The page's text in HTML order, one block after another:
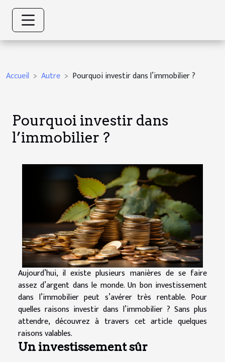
Accueil Autre Pourquoi investir dans l’immobilier ?
Pourquoi investir dans
l’immobilier ?
Aujourd’hui, il existe plusieurs manières de se faire
assez d’argent dans le monde. Un bon investissement
dans l’immobilier peut s’avérer très rentable. Pour
quelles raisons investir dans l’immobilier ? Sans plus
attendre, découvrez à travers cet article quelques
raisons valables.
Un investissement sûr